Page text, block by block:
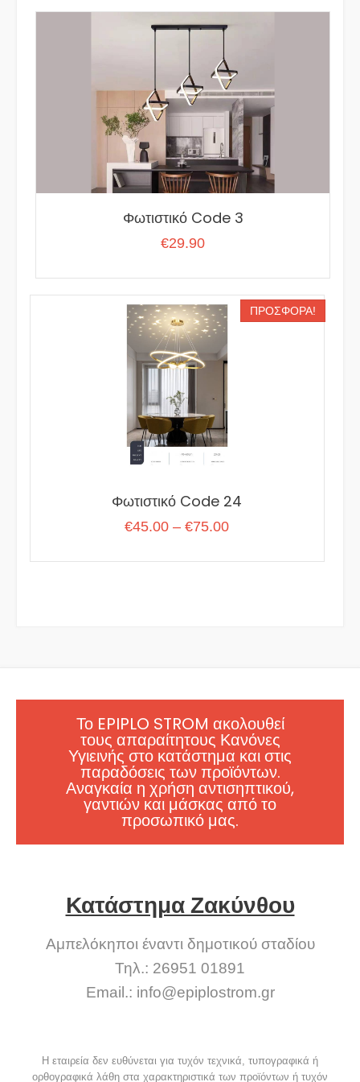
Φωτιστικό Code 3
€29.90
ΠΡΟΣΦΟΡΆ!
Φωτιστικό Code 24
€45.00 – €75.00Price
Το EPIPLO STROM ακολουθεί
τους απαραίτητους Κανόνες
Υγιεινής στο κατάστημα και στις
παραδόσεις των προϊόντων.
Αναγκαία η χρήση αντισηπτικού,
γαντιών και μάσκας από το
προσωπικό μας.
Κατάστημα Ζακύνθου
Αμπελόκηποι έναντι δημοτικού σταδίου
Τηλ.: 26951 01891
Email.: info@epiplostrom.gr
Η εταιρεία δεν ευθύνεται για τυχόν τεχνικά, τυπογραφικά ή
ορθογραφικά λάθη στα χαρακτηριστικά των προϊόντων ή τυχόν